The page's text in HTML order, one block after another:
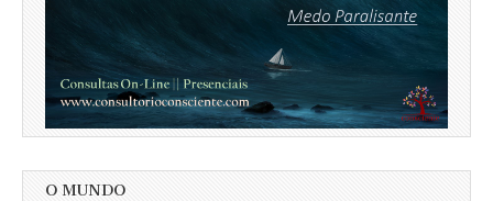
O MUNDO